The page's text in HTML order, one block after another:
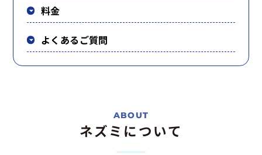
料金
よくあるご質問
ネズミについて